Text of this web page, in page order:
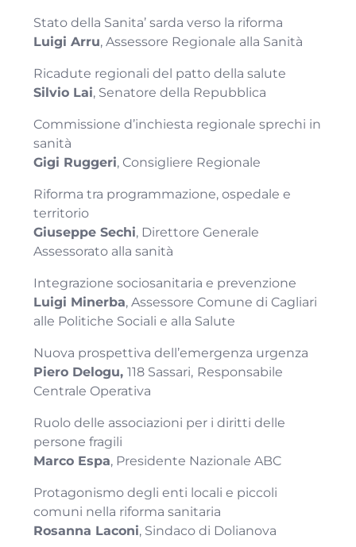
Stato della Sanita’ sarda verso la riforma
Luigi Arru, Assessore Regionale alla Sanità
Ricadute regionali del patto della salute
Silvio Lai, Senatore della Repubblica
Commissione d’inchiesta regionale sprechi in
sanità
Gigi Ruggeri, Consigliere Regionale
Riforma tra programmazione, ospedale e
territorio
Giuseppe Sechi, Direttore Generale
Assessorato alla sanità
Integrazione sociosanitaria e prevenzione
Luigi Minerba, Assessore Comune di Cagliari
alle Politiche Sociali e alla Salute
Nuova prospettiva dell’emergenza urgenza
Piero Delogu, 118 Sassari, Responsabile
Centrale Operativa
Ruolo delle associazioni per i diritti delle
persone fragili
Marco Espa, Presidente Nazionale ABC
Protagonismo degli enti locali e piccoli
comuni nella riforma sanitaria
Rosanna Laconi, Sindaco di Dolianova